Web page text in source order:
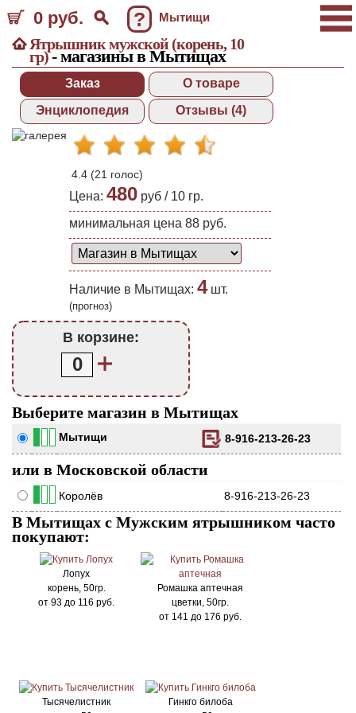
0 руб. ? Мытищи
Ятрышник мужской (корень, 10
гр)- магазины в Мытищах
Заказ
О товаре
Энциклопедия
Отзывы (4)
4.4 (21 голос)
Цена: 480 руб / 10 гр.
минимальная цена 88 руб.
Наличие в Мытищах: 4шт.
(прогноз)
В корзине:
0
Выберите магазин в Мытищах
Мытищи 8-916-213-26-23
или в Московской области
Королёв 8-916-213-26-23
В Мытищах с Мужским ятрышником часто
покупают:
Лопух
корень, 50гр.
от 93 до 116 руб.
Ромашка аптечная
цветки, 50гр.
от 141 до 176 руб.
Тысячелистник
Гинкго билоба